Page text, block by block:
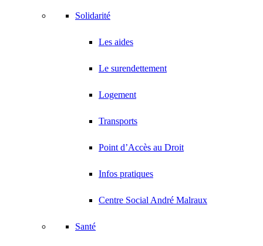
Solidarité
Les aides
Le surendettement
Logement
Transports
Point d’Accès au Droit
Infos pratiques
Centre Social André Malraux
Santé